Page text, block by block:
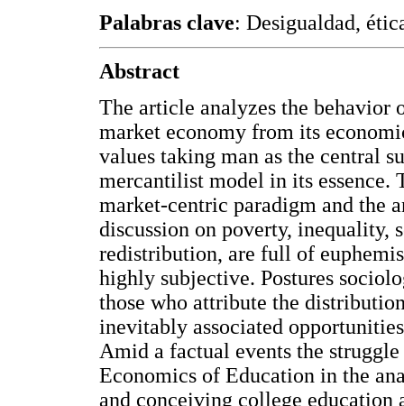
Palabras clave: Desigualdad,
Abstract
The article analyzes the behavior
market economy from its
values taking man as the central
mercantilist model in its essence.
market-centric paradigm and the
discussion on poverty, inequality,
redistribution, are full of
highly subjective. Postures
those who attribute the
inevitably associated
Amid a factual events the
Economics of Education in the
and conceiving college education